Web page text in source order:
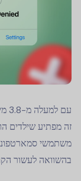
זה מפתיע שילדים
בהשוואה לעשור